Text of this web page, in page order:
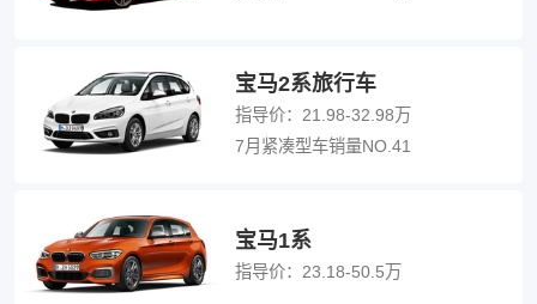
宝马2系旅行车
指导价： 21.98-32.98万
7月紧凑型车销量NO.41
宝马1系
指导价： 23.18-50.5万